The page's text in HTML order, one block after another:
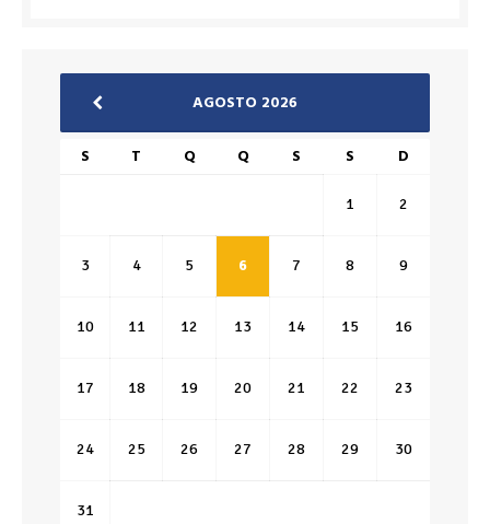
AGOSTO 2026
S T Q Q S S D
1 2
3 4 5 6 7 8 9
10 11 12 13 14 15 16
17 18 19 20 21 22 23
24 25 26 27 28 29 30
31